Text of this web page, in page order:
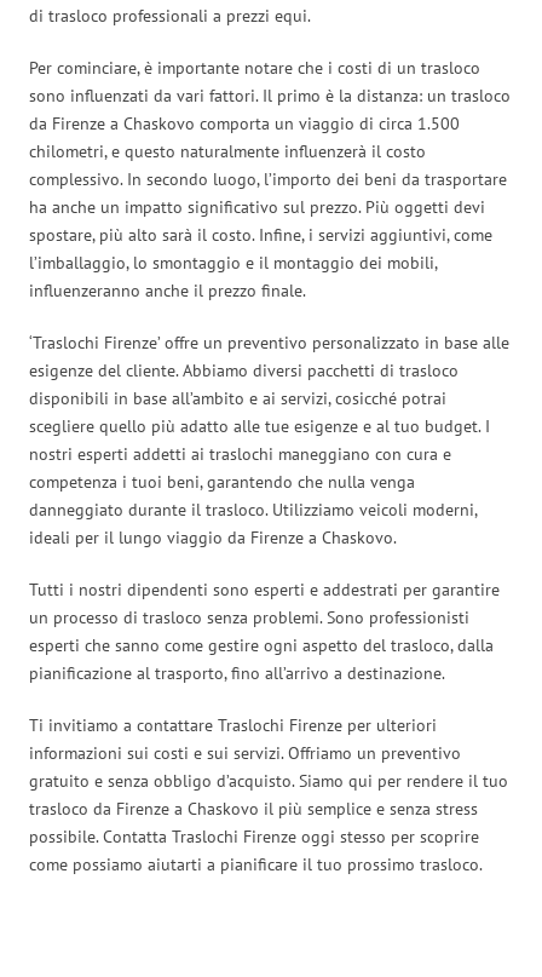
di trasloco professionali a prezzi equi.
Per cominciare, è importante notare che i costi di un trasloco
sono influenzati da vari fattori. Il primo è la distanza: un trasloco
da Firenze a Chaskovo comporta un viaggio di circa 1.500
chilometri, e questo naturalmente influenzerà il costo
complessivo. In secondo luogo, l’importo dei beni da trasportare
ha anche un impatto significativo sul prezzo. Più oggetti devi
spostare, più alto sarà il costo. Infine, i servizi aggiuntivi, come
l’imballaggio, lo smontaggio e il montaggio dei mobili,
influenzeranno anche il prezzo finale.
‘Traslochi Firenze’ offre un preventivo personalizzato in base alle
esigenze del cliente. Abbiamo diversi pacchetti di trasloco
disponibili in base all’ambito e ai servizi, cosicché potrai
scegliere quello più adatto alle tue esigenze e al tuo budget. I
nostri esperti addetti ai traslochi maneggiano con cura e
competenza i tuoi beni, garantendo che nulla venga
danneggiato durante il trasloco. Utilizziamo veicoli moderni,
ideali per il lungo viaggio da Firenze a Chaskovo.
Tutti i nostri dipendenti sono esperti e addestrati per garantire
un processo di trasloco senza problemi. Sono professionisti
esperti che sanno come gestire ogni aspetto del trasloco, dalla
pianificazione al trasporto, fino all’arrivo a destinazione.
Ti invitiamo a contattare Traslochi Firenze per ulteriori
informazioni sui costi e sui servizi. Offriamo un preventivo
gratuito e senza obbligo d’acquisto. Siamo qui per rendere il tuo
trasloco da Firenze a Chaskovo il più semplice e senza stress
possibile. Contatta Traslochi Firenze oggi stesso per scoprire
come possiamo aiutarti a pianificare il tuo prossimo trasloco.